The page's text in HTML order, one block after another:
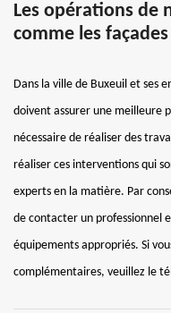
Les opérations de
comme les
Dans la ville de Buxeuil et ses
doivent assurer une meilleure
nécessaire de réaliser des
réaliser ces interventions qui
experts en la matière. Par
de contacter un professionnel
équipements appropriés. Si
complémentaires, veuillez le